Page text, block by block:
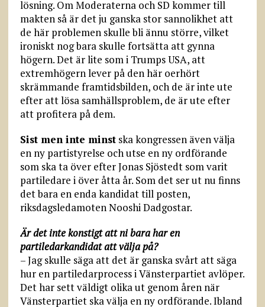
lösning. Om Moderaterna och SD kommer till
makten så är det ju ganska stor sannolikhet att
de här problemen skulle bli ännu större, vilket
ironiskt nog bara skulle fortsätta att gynna
högern. Det är lite som i Trumps USA, att
extremhögern lever på den här oerhört
skrämmande framtidsbilden, och de är inte ute
efter att lösa samhällsproblem, de är ute efter
att profitera på dem.
Sist men inte minstska kongressen även välja
en ny partistyrelse och utse en ny ordförande
som ska ta över efter Jonas Sjöstedt som varit
partiledare i över åtta år. Som det ser ut nu finns
det bara en enda kandidat till posten,
riksdagsledamoten Nooshi Dadgostar.
Är det inte konstigt att ni bara har en
partiledarkandidat att välja på?
– Jag skulle säga att det är ganska svårt att säga
hur en partiledarprocess i Vänsterpartiet avlöper.
Det har sett väldigt olika ut genom åren när
Vänsterpartiet ska välja en ny ordförande. Ibland